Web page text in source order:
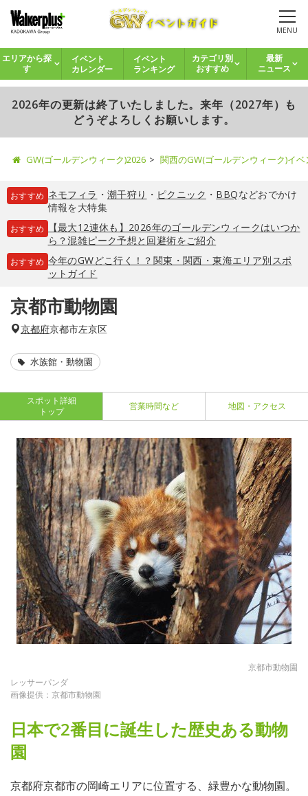
MENU
エリアから探
す
イベント
カレンダー
イベント
ランキング
カテゴリ別
おすすめ
最新
ニュース
2026年の更新は終了いたしました。来年（2027年）も
どうぞよろしくお願いします。
GW(ゴールデンウィーク)2026 関西のGW(ゴールデンウィーク)イ
おすすめ ネモフィラ ・ 潮干狩り ・ ピクニック ・ BBQなどおでかけ
情報を大特集
おすすめ
【最大12連休も】2026年のゴールデンウィークはいつか
ら？混雑ピーク予想と回避術をご紹介
おすすめ 今年のGWどこ行く！？関東・関西・東海エリア別スポ
ットガイド
京都市動物園
京都府京都市左京区
水族館・動物園
スポット詳細
トップ
営業時間など 地図・アクセス
京都市動物園
レッサーパンダ
画像提供：京都市動物園
日本で2番目に誕生した歴史ある動物
園
京都府京都市の岡崎エリアに位置する、緑豊かな動物園。